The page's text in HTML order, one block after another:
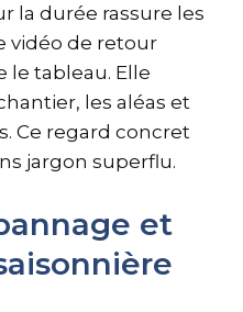
la durée rassure les
vidéo de retour
le tableau. Elle
les aléas et
Ce regard concret
jargon superflu.
et